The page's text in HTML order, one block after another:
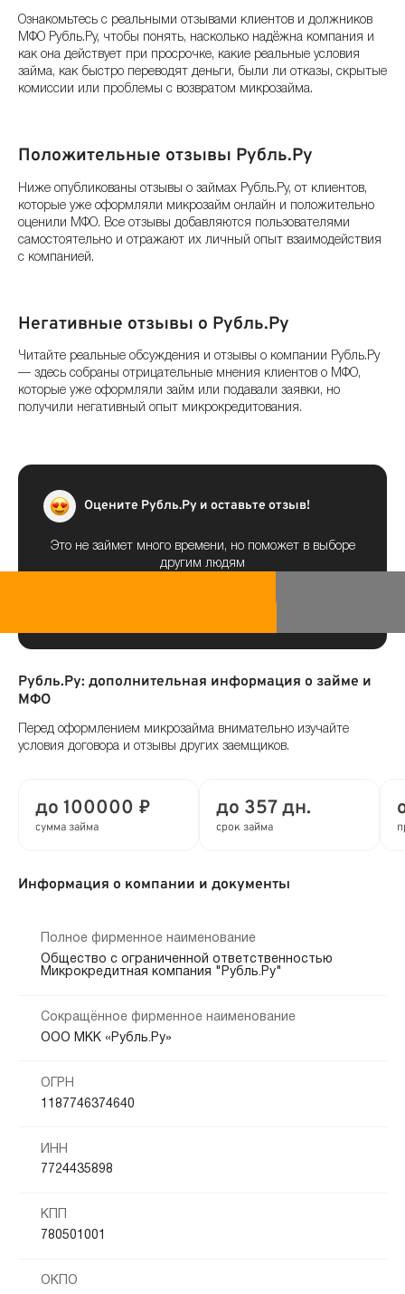
Ознакомьтесь с реальными отзывами клиентов и должников
МФО Рубль.Ру, чтобы понять, насколько надёжна компания и
как она действует при просрочке, какие реальные условия
займа, как быстро переводят деньги, были ли отказы, скрытые
комиссии или проблемы с возвратом микрозайма.
Положительные отзывы Рубль.Ру
Ниже опубликованы отзывы о займах Рубль.Ру, от клиентов,
которые уже оформляли микрозайм онлайн и положительно
оценили МФО. Все отзывы добавляются пользователями
самостоятельно и отражают их личный опыт взаимодействия
с компанией.
Негативные отзывы о Рубль.Ру
Читайте реальные обсуждения и отзывы о компании Рубль.Ру
— здесь собраны отрицательные мнения клиентов о МФО,
которые уже оформляли займ или подавали заявки, но
получили негативный опыт микрокредитования.
Оцените Рубль.Ру и оставьте отзыв!
Это не займет много времени, но поможет в выборе
другим людям
Рубль.Ру: дополнительная информация о займе и
МФО
Перед оформлением микрозайма внимательно изучайте
условия договора и отзывы других заемщиков.
до 100000 ₽
сумма займа
до 357 дн.
срок займа
Информация о компании и документы
Полное фирменное наименование
Общество с ограниченной ответственностью
Микрокредитная компания "Рубль.Ру"
Сокращённое фирменное наименование
ООО МКК «Рубль.Ру»
ОГРН
1187746374640
ИНН
7724435898
КПП
780501001
ОКПО